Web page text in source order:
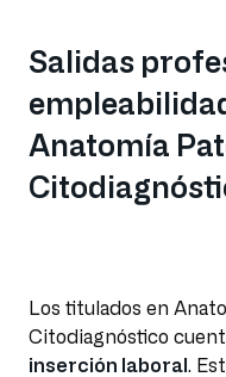
Salidas
Anatomía
Los titulados en
Citodiagnóstico
inserción laboral.